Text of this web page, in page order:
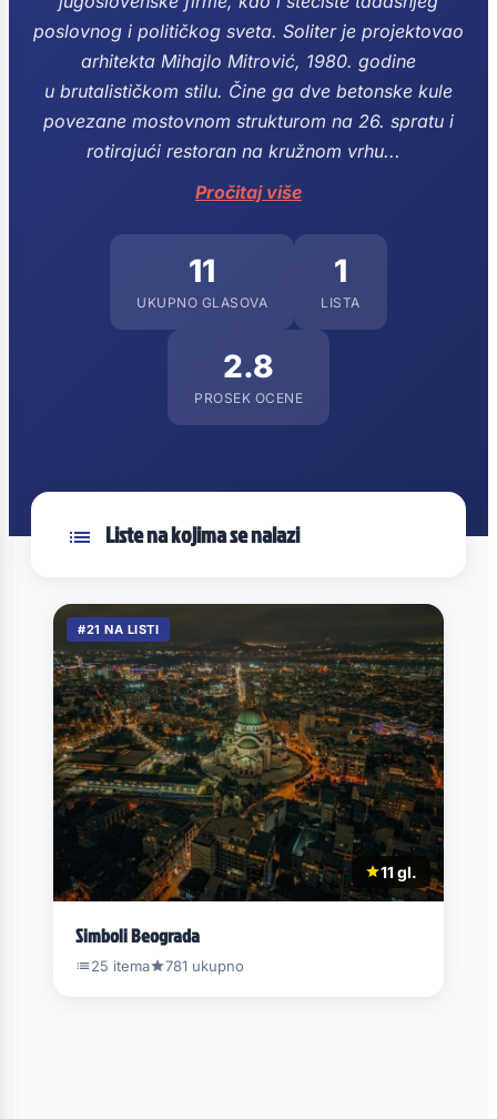
poslovnog i političkog sveta. Soliter je projektovao
arhitekta Mihajlo Mitrović, 1980. godine
u brutalističkom stilu. Čine ga dve betonske kule
povezane mostovnom strukturom na 26. spratu i
rotirajući restoran na kružnom vrhu...
Pročitaj više
11
UKUPNO GLASOVA
1
LISTA
2.8
PROSEK OCENE
Liste na kojima se nalazi
#21 NA LISTI
11 gl.
Simboli Beograda
25 itema 781 ukupno